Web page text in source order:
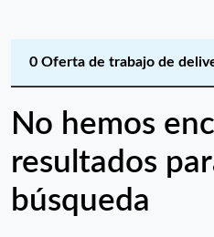
0 Oferta de trabajo de
No hemos
resultados
búsqueda